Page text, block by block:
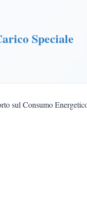
Speciale
sul Consumo